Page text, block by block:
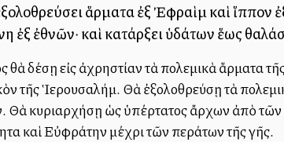
ἅρματα ἐξ Ἐφραὶμ καὶ ἵππον
ἐξ ἐθνῶν· καὶ κατάρξει ὑδάτων ἕως
θὰ δέσῃ εἰς ἀχρηστίαν τὰ πολεμικὰ ἅρματα
τῆς Ἱερουσαλήμ. Θὰ ἐξολοθρεύσῃ τὰ
Θὰ κυριαρχήσῃ ὡς ὑπέρτατος ἄρχων ἀπὸ
καὶ Εὐφράτην μέχρι τῶν περάτων τῆς γῆς.